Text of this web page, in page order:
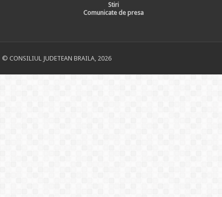
Stiri
Comunicate de presa
© CONSILIUL JUDETEAN BRAILA, 2026